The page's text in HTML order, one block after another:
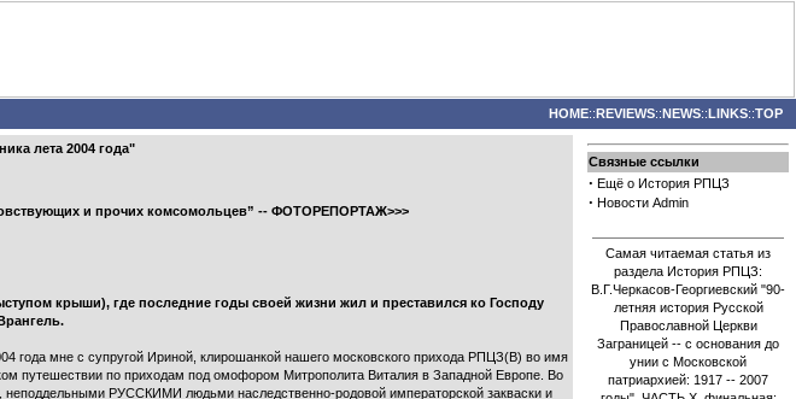
HOME::REVIEWS::NEWS::LINKS::TOP
лета 2004 года"
и прочих комсомольцев” -- ФОТОРЕПОРТАЖ>>>
крыши), где последние годы своей жизни жил и преставился ко Господу
года мне с супругой Ириной, клирошанкой нашего московского прихода РПЦЗ(В) во имя
путешествии по приходам под омофором Митрополита Виталия в Западной Европе. Во
РУССКИМИ людьми наследственно-родовой императорской закваски и
Связные ссылки
· Ещё о История РПЦЗ
· Новости Admin
Самая читаемая статья из
раздела История РПЦЗ:
В.Г.Черкасов-Георгиевский "90-
летняя история Русской
Православной Церкви
Заграницей -- с основания до
унии с Московской
патриархией: 1917 -- 2007